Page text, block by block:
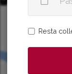
Resta